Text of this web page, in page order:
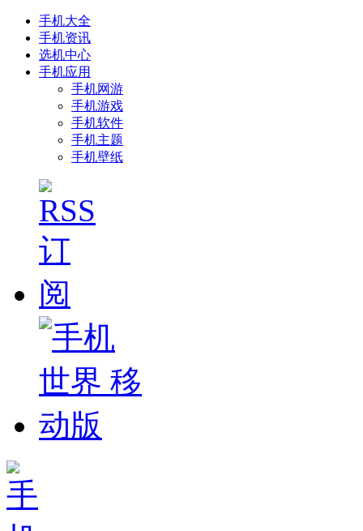
手机大全
手机资讯
选机中心
手机应用
手机网游
手机游戏
手机软件
手机主题
手机壁纸